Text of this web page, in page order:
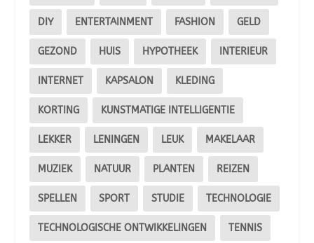
DIY ENTERTAINMENT FASHION GELD
GEZOND HUIS HYPOTHEEK INTERIEUR
INTERNET KAPSALON KLEDING
KORTING KUNSTMATIGE INTELLIGENTIE
LEKKER LENINGEN LEUK MAKELAAR
MUZIEK NATUUR PLANTEN REIZEN
SPELLEN SPORT STUDIE TECHNOLOGIE
TECHNOLOGISCHE ONTWIKKELINGEN TENNIS